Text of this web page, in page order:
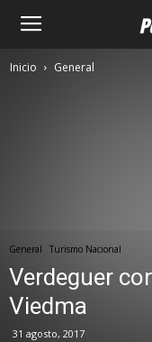
Inicio General
General Turismo Nacional
Verdeguer
Viedma
31 agosto, 2017